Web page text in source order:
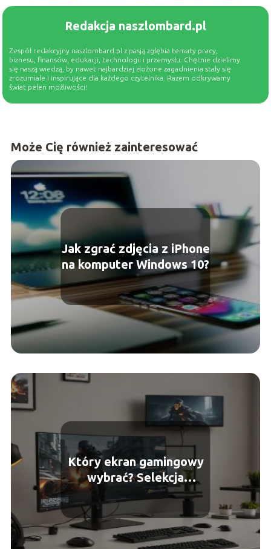
Redakcja naszlombard.pl
Zespół redakcyjny naszlombard.pl z pasją zgłębia tematy pracy,
biznesu, finansów, edukacji, technologii i przemysłu. Chętnie dzielimy
się naszą wiedzą, by nawet najbardziej złożone zagadnienia stały się
zrozumiałe i inspirujące dla każdego czytelnika. Razem odkrywamy
świat pełen możliwości!
Może Cię również zainteresować
Jak zgrać zdjęcia z iPhone
na komputer Windows 10?
Który ekran gamingowy
wybrać? Selekcja
doskonałego urządzenia